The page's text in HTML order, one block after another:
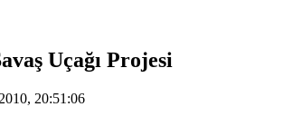
Uçağı Projesi
20:51:06